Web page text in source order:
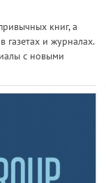
книг, а
газетах и журналах.
с новыми